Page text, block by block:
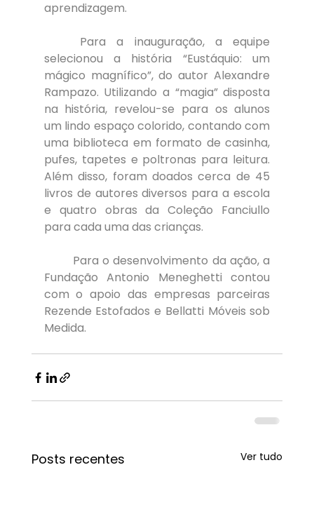
aprendizagem.
selecionou a história “Eustáquio: um
mágico magnífico”, do autor Alexandre
Rampazo. Utilizando a “magia” disposta
na história, revelou-se para os alunos
um lindo espaço colorido, contando com
uma biblioteca em formato de casinha,
pufes, tapetes e poltronas para leitura.
Além disso, foram doados cerca de 45
livros de autores diversos para a escola
e quatro obras da Coleção Fanciullo
para cada uma das crianças.
Fundação Antonio Meneghetti contou
com o apoio das empresas parceiras
Rezende Estofados e Bellatti Móveis sob
Medida.
Posts recentes Ver tudo